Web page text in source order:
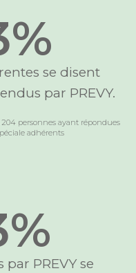
se disent
par PREVY.
%
personnes ayant répondues
adhérents
PREVY se
%